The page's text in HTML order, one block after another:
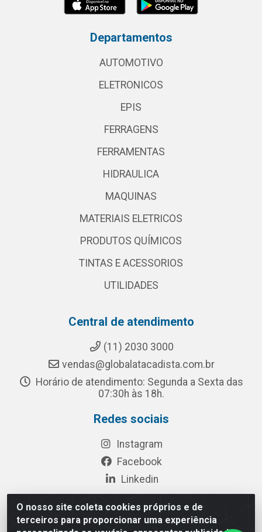
O nosso site coleta cookies próprios e de
terceiros para proporcionar uma experiência
Departamentos
AUTOMOTIVO
ELETRONICOS
EPIS
FERRAGENS
FERRAMENTAS
HIDRAULICA
MAQUINAS
MATERIAIS ELETRICOS
PRODUTOS QUÍMICOS
TINTAS E ACESSORIOS
UTILIDADES
Central de atendimento
(11) 2030 3000
vendas@globalatacadista.com.br
Horário de atendimento: Segunda a Sexta das
07:30h às 18h.
Redes sociais
Instagram
Facebook
Linkedin
Rua Chipuê, 117 - S. Miguel Paulista São Paulo/SP - CEP